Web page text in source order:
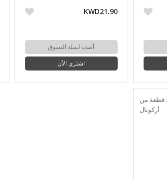
KWD21.90
أضف لسلة التسوق
اشتري الآن